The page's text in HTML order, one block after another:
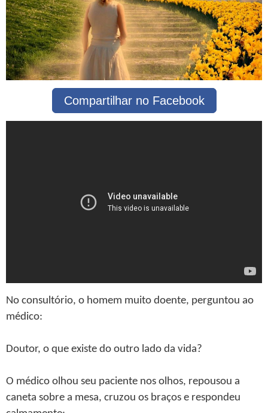
Compartilhar no Facebook
No consultório, o homem muito doente, perguntou ao
médico:
Doutor, o que existe do outro lado da vida?
O médico olhou seu paciente nos olhos, repousou a
caneta sobre a mesa, cruzou os braços e respondeu